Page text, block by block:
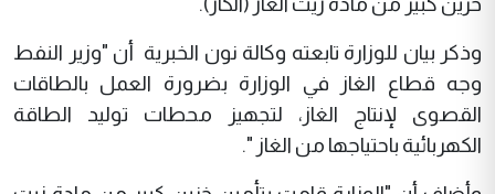
وذكر بيان للوزارة تابعته وكالة نون الخبرية أن "وزير النفط
وجه قطاع الغاز في الوزارة بضرورة العمل بالطاقات
القصوى لإنتاج الغاز، لتجهيز محطات توليد الطاقة
الكهربائية باحتياجها من الغاز ".